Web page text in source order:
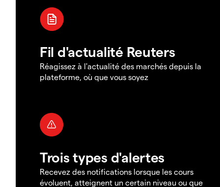
Fil d'actualité Reuters
Réagissez à l'actualité des marchés depuis la
plateforme, où que vous soyez
Trois types d'alertes
Recevez des notifications lorsque les cours
évoluent, atteignent un certain niveau ou que